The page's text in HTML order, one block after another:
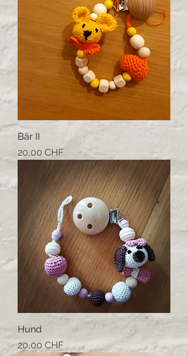
Bär II
Prix
20,00 CHF
Hund
Prix
20,00 CHF